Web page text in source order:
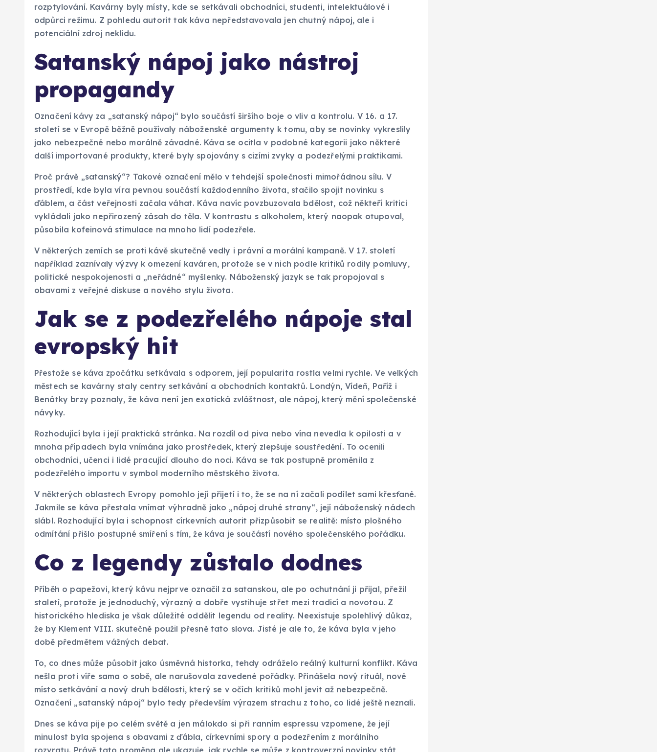
rozptylování. Kavárny byly místy, kde se setkávali obchodníci, studenti, intelektuálové i
odpůrci režimu. Z pohledu autorit tak káva nepředstavovala jen chutný nápoj, ale i
potenciální zdroj neklidu.
Satanský nápoj jako nástroj
propagandy
Označení kávy za „satanský nápoj“ bylo součástí širšího boje o vliv a kontrolu. V 16. a 17.
století se v Evropě běžně používaly náboženské argumenty k tomu, aby se novinky vykreslily
jako nebezpečné nebo morálně závadné. Káva se ocitla v podobné kategorii jako některé
další importované produkty, které byly spojovány s cizími zvyky a podezřelými praktikami.
Proč právě „satanský“? Takové označení mělo v tehdejší společnosti mimořádnou sílu. V
prostředí, kde byla víra pevnou součástí každodenního života, stačilo spojit novinku s
ďáblem, a část veřejnosti začala váhat. Káva navíc povzbuzovala bdělost, což někteří kritici
vykládali jako nepřirozený zásah do těla. V kontrastu s alkoholem, který naopak otupoval,
působila kofeinová stimulace na mnoho lidí podezřele.
V některých zemích se proti kávě skutečně vedly i právní a morální kampaně. V 17. století
například zaznívaly výzvy k omezení kaváren, protože se v nich podle kritiků rodily pomluvy,
politické nespokojenosti a „neřádné“ myšlenky. Náboženský jazyk se tak propojoval s
obavami z veřejné diskuse a nového stylu života.
Jak se z podezřelého nápoje stal
evropský hit
Přestože se káva zpočátku setkávala s odporem, její popularita rostla velmi rychle. Ve velkých
městech se kavárny staly centry setkávání a obchodních kontaktů. Londýn, Vídeň, Paříž i
Benátky brzy poznaly, že káva není jen exotická zvláštnost, ale nápoj, který mění společenské
návyky.
Rozhodující byla i její praktická stránka. Na rozdíl od piva nebo vína nevedla k opilosti a v
mnoha případech byla vnímána jako prostředek, který zlepšuje soustředění. To ocenili
obchodníci, učenci i lidé pracující dlouho do noci. Káva se tak postupně proměnila z
podezřelého importu v symbol moderního městského života.
V některých oblastech Evropy pomohlo její přijetí i to, že se na ní začali podílet sami křesťané.
Jakmile se káva přestala vnímat výhradně jako „nápoj druhé strany“, její náboženský nádech
slábl. Rozhodující byla i schopnost církevních autorit přizpůsobit se realitě: místo plošného
odmítání přišlo postupné smíření s tím, že káva je součástí nového společenského pořádku.
Co z legendy zůstalo dodnes
Příběh o papežovi, který kávu nejprve označil za satanskou, ale po ochutnání ji přijal, přežil
staletí, protože je jednoduchý, výrazný a dobře vystihuje střet mezi tradicí a novotou. Z
historického hlediska je však důležité oddělit legendu od reality. Neexistuje spolehlivý důkaz,
že by Klement VIII. skutečně použil přesně tato slova. Jisté je ale to, že káva byla v jeho
době předmětem vážných debat.
To, co dnes může působit jako úsměvná historka, tehdy odráželo reálný kulturní konflikt. Káva
nešla proti víře sama o sobě, ale narušovala zavedené pořádky. Přinášela nový rituál, nové
místo setkávání a nový druh bdělosti, který se v očích kritiků mohl jevit až nebezpečně.
Označení „satanský nápoj“ bylo tedy především výrazem strachu z toho, co lidé ještě neznali.
Dnes se káva pije po celém světě a jen málokdo si při ranním espressu vzpomene, že její
minulost byla spojena s obavami z ďábla, církevními spory a podezřením z morálního
rozvratu. Právě tato proměna ale ukazuje, jak rychle se může z kontroverzní novinky stát